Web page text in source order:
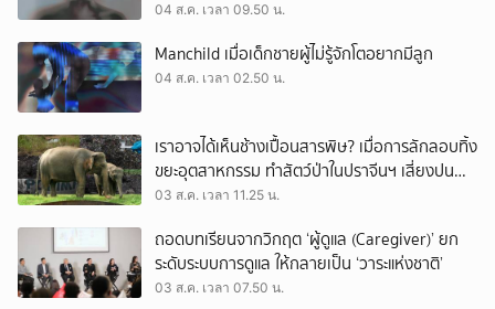
04 ส.ค. เวลา 09.50 น.
Manchild เมื่อเด็กชายผู้ไม่รู้จักโตอยากมีลูก
04 ส.ค. เวลา 02.50 น.
เราอาจได้เห็นช้างเปื้อนสารพิษ? เมื่อการลักลอบทิ้ง
ขยะอุตสาหกรรม ทำสัตว์ป่าในปราจีนฯ เสี่ยงปน
เปื้อน
03 ส.ค. เวลา 11.25 น.
ถอดบทเรียนจากวิกฤต ‘ผู้ดูแล (Caregiver)’ ยก
ระดับระบบการดูแล ให้กลายเป็น ‘วาระแห่งชาติ’
03 ส.ค. เวลา 07.50 น.